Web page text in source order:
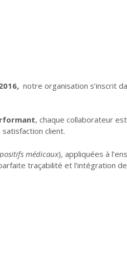
notre organisation s’inscrit
, chaque collaborateur
client.
médicaux), appliquées à
traçabilité et l’intégration de